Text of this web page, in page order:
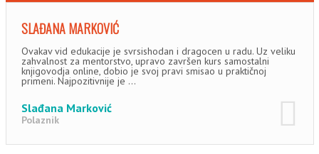
SLAĐANA MARKOVIĆ
Ovakav vid edukacije je svrsishodan i dragocen u radu. Uz veliku
zahvalnost za mentorstvo, upravo završen kurs samostalni
knjigovodja online, dobio je svoj pravi smisao u praktičnoj
primeni. Najpozitivnije je ...
Slađana Marković
Polaznik